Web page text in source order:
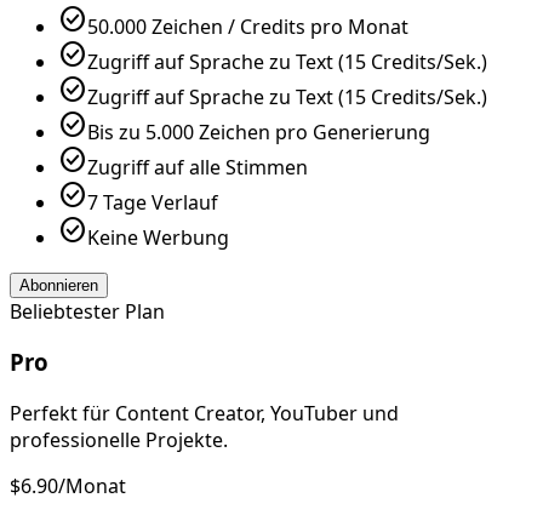
check_circle50.000 Zeichen / Credits pro Monat
check_circleZugriff auf Sprache zu Text (15 Credits/Sek.)
check_circleZugriff auf Sprache zu Text (15 Credits/Sek.)
check_circleBis zu 5.000 Zeichen pro Generierung
check_circleZugriff auf alle Stimmen
check_circle7 Tage Verlauf
check_circleKeine Werbung
Abonnieren
Beliebtester Plan
Pro
Perfekt für Content Creator, YouTuber und
professionelle Projekte.
$6.90/Monat